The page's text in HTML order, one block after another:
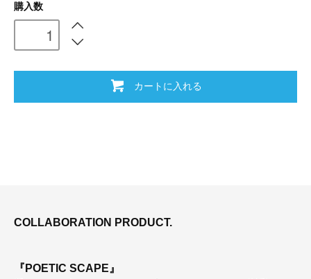
購入数
カートに入れる
COLLABORATION PRODUCT.
『POETIC SCAPE』